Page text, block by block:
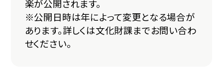
楽が公開されます。
※公開日時は年によって変更となる場合が
あります。詳しくは文化財課までお問い合わ
せください。